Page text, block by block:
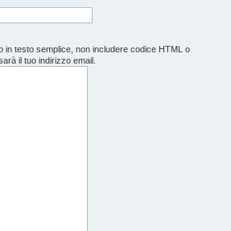
in testo semplice, non includere codice HTML o
il tuo indirizzo email.